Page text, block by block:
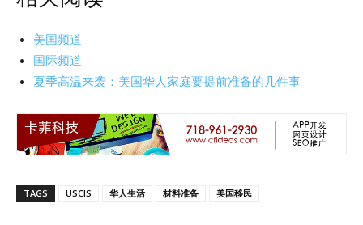
美国频道
国际频道
夏季高温来袭：美国华人家庭要提前准备的几件事
TAGS USCIS 华人生活 材料准备 美国移民